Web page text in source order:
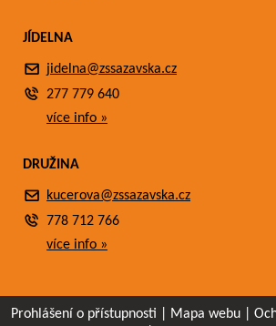
JÍDELNA
jidelna@zssazavska.cz
277 779 640
více info »
DRUŽINA
kucerova@zssazavska.cz
778 712 766
více info »
Prohlášení o přístupnosti Mapa webu